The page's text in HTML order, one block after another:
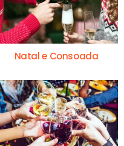
Natal e Consoada